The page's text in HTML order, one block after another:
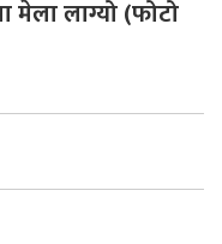
मेला लाग्यो (फोटो